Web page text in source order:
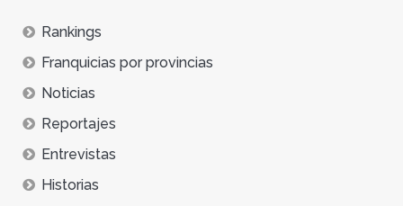
Rankings
Franquicias por provincias
Noticias
Reportajes
Entrevistas
Historias